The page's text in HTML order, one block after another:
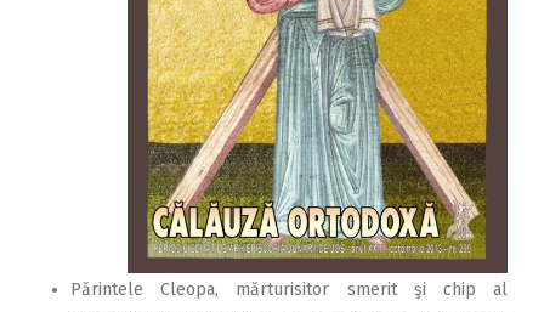
Părintele Cleopa, mărturisitor smerit şi chip al